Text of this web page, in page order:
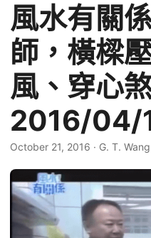
風水有關
師，橫樑
風、穿心
2016/04/
October 21, 2016 · G. T. Wang